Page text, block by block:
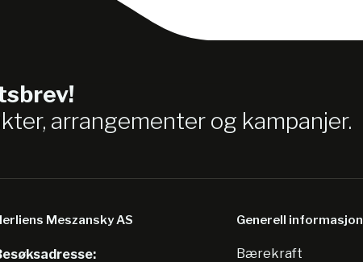
arrangementer og kampanjer.
Meszansky AS Generell informasjon
Bærekraft